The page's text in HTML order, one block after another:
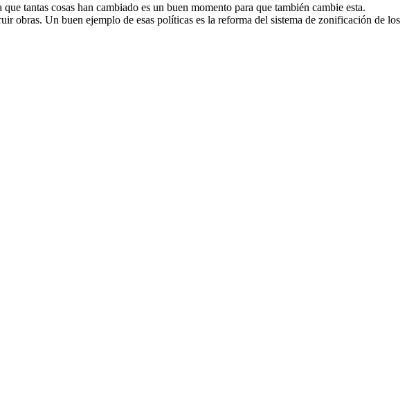
tantas cosas han cambiado es un buen momento para que también cambie esta.
obras. Un buen ejemplo de esas políticas es la reforma del sistema de zonificación de los